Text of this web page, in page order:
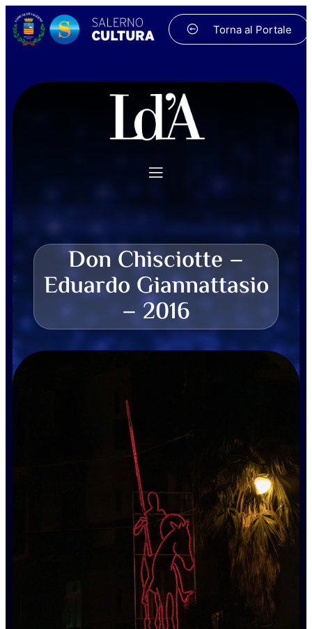
Torna al Portale
Don Chisciotte –
Eduardo Giannattasio
– 2016